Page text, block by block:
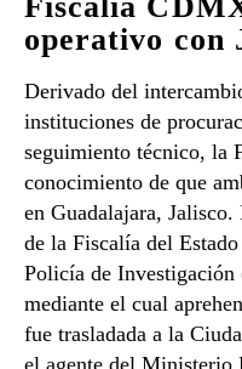
operativo con
Derivado del
instituciones de
seguimiento técnico, la
conocimiento de que
en Guadalajara,
de la Fiscalía del
Policía de
mediante el cual
fue trasladada a la